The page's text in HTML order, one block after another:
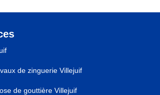
de zinguerie Villejuif
de gouttière Villejuif